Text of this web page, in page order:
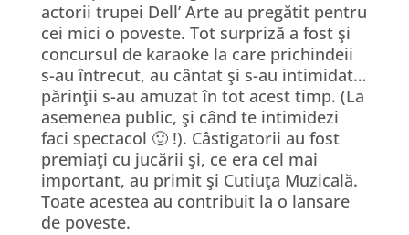
actorii trupei Dell’ Arte au pregătit pentru
cei mici o poveste. Tot surpriză a fost şi
concursul de karaoke la care prichindeii
s-au întrecut, au cântat şi s-au intimidat…
părinţii s-au amuzat în tot acest timp. (La
asemenea public, şi când te intimidezi
faci spectacol 🙂 !). Câstigatorii au fost
premiaţi cu jucării şi, ce era cel mai
important, au primit şi Cutiuţa Muzicală.
Toate acestea au contribuit la o lansare
de poveste.